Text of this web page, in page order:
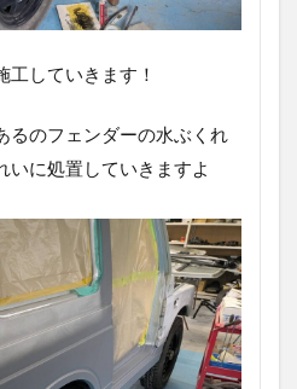
工していきます！
るのフェンダーの水ぶくれ
いに処置していきますよ